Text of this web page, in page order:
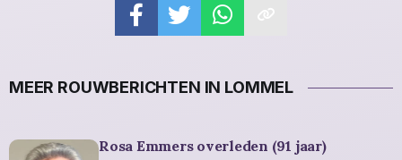
MEER ROUWBERICHTEN IN LOMMEL
Rosa Emmers overleden (91 jaar)